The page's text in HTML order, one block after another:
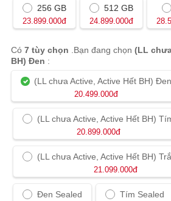
256 GB
23.899.000đ
512 GB
24.899.000đ
Có7 tùy chọn .Bạn đang chọn(LL
BH) Đen :
(LL chưa Active, Active Hết BH) Đen
20.499.000đ
(LL chưa Active, Active Hết BH)
20.899.000đ
(LL chưa Active, Active Hết BH)
21.099.000đ
Đen Sealed Tím Sealed